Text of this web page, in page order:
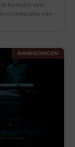
haard is veel
combinatie van
AANBIEDINGEN